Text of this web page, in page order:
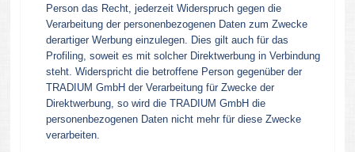
Person das Recht, jederzeit Widerspruch gegen die
Verarbeitung der personenbezogenen Daten zum Zwecke
derartiger Werbung einzulegen. Dies gilt auch für das
Profiling, soweit es mit solcher Direktwerbung in Verbindung
steht. Widerspricht die betroffene Person gegenüber der
TRADIUM GmbH der Verarbeitung für Zwecke der
Direktwerbung, so wird die TRADIUM GmbH die
personenbezogenen Daten nicht mehr für diese Zwecke
verarbeiten.